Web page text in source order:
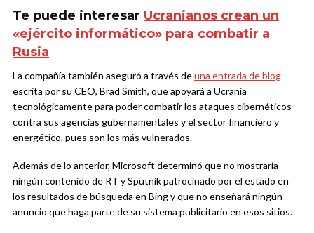
Te puede interesar Ucranianos crean un
«ejército informático» para combatir a
Rusia
La compañía también aseguró a través deuna entrada de blog
escrita por su CEO, Brad Smith, que apoyará a Ucrania
tecnológicamente para poder combatir los ataques cibernéticos
contra sus agencias gubernamentales y el sector financiero y
energético, pues son los más vulnerados.
Además de lo anterior, Microsoft determinó que no mostraría
ningún contenido de RT y Sputnik patrocinado por el estado en
los resultados de búsqueda en Bing y que no enseñará ningún
anuncio que haga parte de su sistema publicitario en esos sitios.